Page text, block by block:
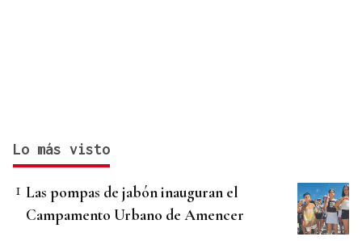
Lo más visto
Las pompas de jabón inauguran el
Campamento Urbano de Amencer